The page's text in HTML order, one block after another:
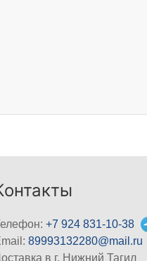
+7 924 831-10-38
89993132280@mail.ru
в г. Нижний Тагил